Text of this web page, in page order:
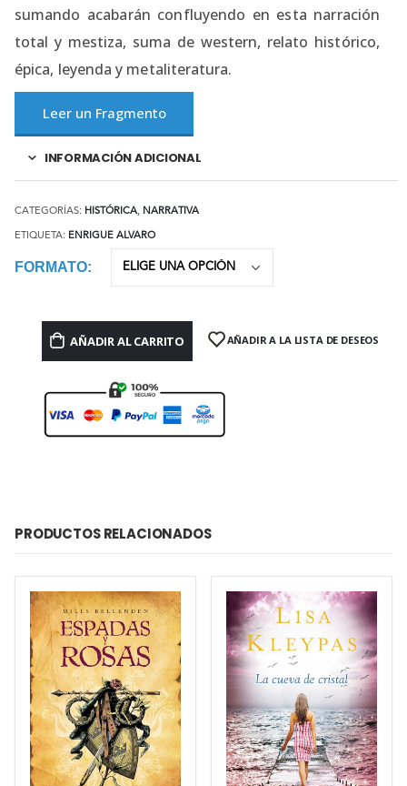
sumando acabarán confluyendo en esta narración
total y mestiza, suma de western, relato histórico,
épica, leyenda y metaliteratura.
Leer un Fragmento
INFORMACIÓN ADICIONAL
CATEGORÍAS: HISTÓRICA, NARRATIVA
ETIQUETA: ENRIGUE ALVARO
FORMATO
AÑADIR AL CARRITO AÑADIR A LA LISTA DE DESEOS
PRODUCTOS RELACIONADOS